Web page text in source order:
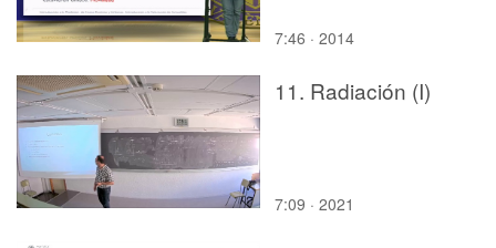
7:46 · 2014
11. Radiación (I)
7:09 · 2021